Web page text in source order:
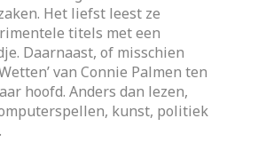
Het liefst leest ze
titels met een
Daarnaast, of misschien
van Connie Palmen ten
hoofd. Anders dan lezen,
kunst, politiek